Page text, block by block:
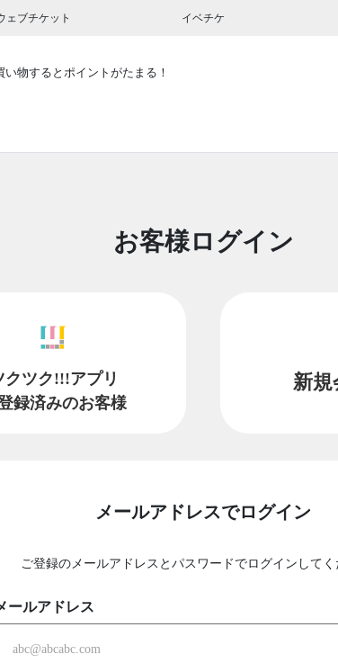
ェブチケット イベチケ
い物するとポイントがたまる！
お客様ログイン
クツク!!!アプリ
録済みのお客様
新規
メールアドレスでログイン
ご登録のメールアドレスとパスワードでログインしてく
ールアドレス